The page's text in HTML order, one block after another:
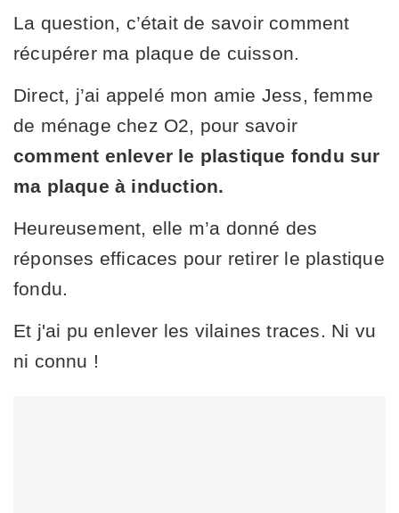
La question, c’était de savoir comment
récupérer ma plaque de cuisson.
Direct, j’ai appelé mon amie Jess, femme
de ménage chez O2, pour savoir
comment enlever le plastique fondu sur
ma plaque à induction.
Heureusement, elle m’a donné des
réponses efficaces pour retirer le plastique
fondu.
Et j'ai pu enlever les vilaines traces. Ni vu
ni connu !